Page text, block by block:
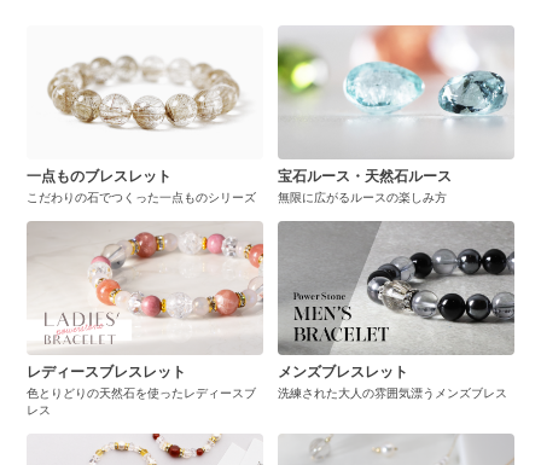
一点ものブレスレット
こだわりの石でつくった一点ものシリーズ
宝石ルース・天然石ルース
無限に広がるルースの楽しみ方
レディースブレスレット
色とりどりの天然石を使ったレディースブ
レス
メンズブレスレット
洗練された大人の雰囲気漂うメンズブレス